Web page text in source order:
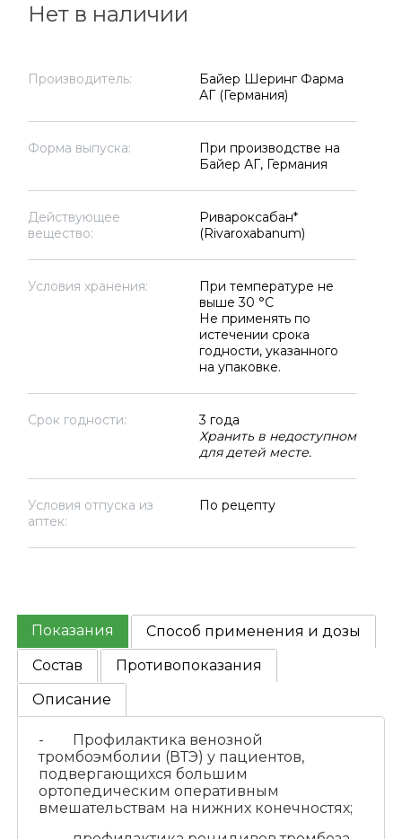
Нет в наличии
Производитель:
Байер Шеринг Фарма
АГ (Германия)
Форма выпуска:
При производстве на
Байер АГ, Германия
Действующее
вещество:
Ривароксабан*
(Rivaroxabanum)
Условия хранения:
При температуре не
выше 30 °C
Не применять по
истечении срока
годности, указанного
на упаковке.
Срок годности:
3 года
Хранить в недоступном
для детей месте.
Условия отпуска из
аптек:
По рецепту
Показания
Способ применения и дозы
Состав
Противопоказания
Описание
- Профилактика венозной
тромбоэмболии (ВТЭ) у пациентов,
подвергающихся большим
ортопедическим оперативным
вмешательствам на нижних конечностях;